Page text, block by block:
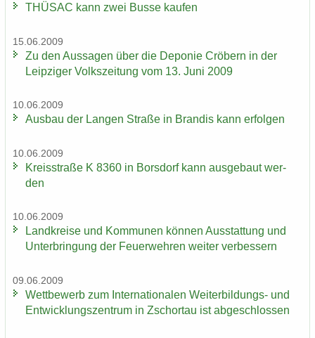
THÜ­SAC kann zwei Busse kau­fen
15.06.2009
Zu den Aus­sa­gen über die De­po­nie Crö­bern in der
Leip­zi­ger Volks­zei­tung vom 13. Juni 2009
10.06.2009
Aus­bau der Lan­gen Stra­ße in Bran­dis kann er­fol­gen
10.06.2009
Kreis­stra­ße K 8360 in Bors­dorf kann aus­ge­baut wer­
den
10.06.2009
Land­krei­se und Kom­mu­nen kön­nen Aus­stat­tung und
Un­ter­brin­gung der Feu­er­weh­ren wei­ter ver­bes­sern
09.06.2009
Wett­be­werb zum In­ter­na­tio­na­len Weiterbildungs-​ und
Ent­wick­lungs­zen­trum in Zschor­tau ist ab­ge­schlos­sen